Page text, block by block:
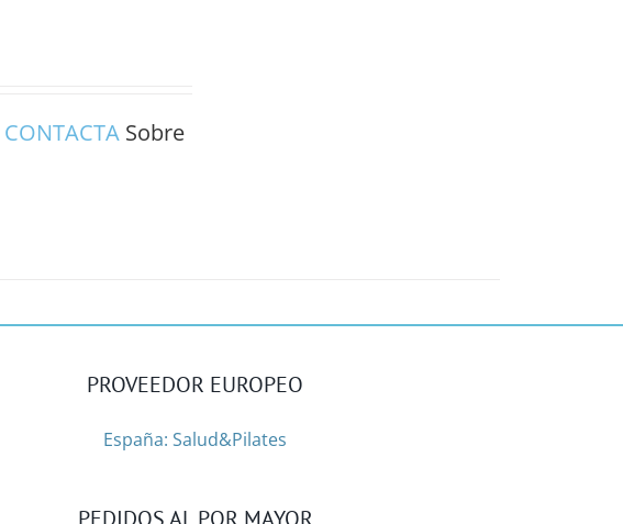
CONTACTA Sobre
PROVEEDOR EUROPEO
España: Salud&Pilates